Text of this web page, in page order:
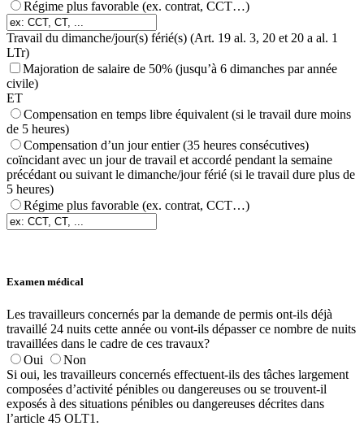
Régime plus favorable (ex. contrat, CCT…)
Travail du dimanche/jour(s) férié(s) (Art. 19 al. 3, 20 et 20 a al. 1
LTr)
Majoration de salaire de 50% (jusqu’à 6 dimanches par année
civile)
ET
Compensation en temps libre équivalent (si le travail dure moins
de 5 heures)
Compensation d’un jour entier (35 heures consécutives)
coïncidant avec un jour de travail et accordé pendant la semaine
précédant ou suivant le dimanche/jour férié (si le travail dure plus de
5 heures)
Régime plus favorable (ex. contrat, CCT…)
Examen médical
Les travailleurs concernés par la demande de permis ont-ils déjà
travaillé 24 nuits cette année ou vont-ils dépasser ce nombre de nuits
travaillées dans le cadre de ces travaux?
Oui
Non
Si oui, les travailleurs concernés effectuent-ils des tâches largement
composées d’activité pénibles ou dangereuses ou se trouvent-il
exposés à des situations pénibles ou dangereuses décrites dans
l’article 45 OLT1.